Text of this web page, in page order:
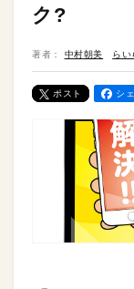
ク?
著者： 中村朝美 らい
ポスト シ